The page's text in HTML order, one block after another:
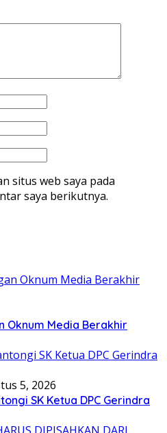
situs web saya pada
saya berikutnya.
Oknum Media Berakhir
5, 2026
SK Ketua DPC Gerindra